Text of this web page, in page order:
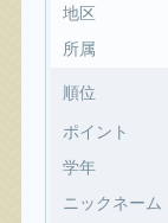
地区
所属
順位
ポイント
学年
ニックネーム